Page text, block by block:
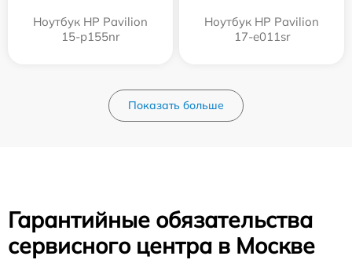
Ноутбук HP Pavilion
15-p155nr
Ноутбук HP Pavilion
17-e011sr
Показать больше
Гарантийные обязательства
сервисного центра в Москве